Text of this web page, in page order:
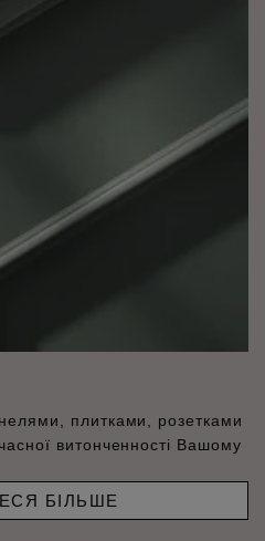
плитками, розетками
витонченності Вашому
БІЛЬШЕ